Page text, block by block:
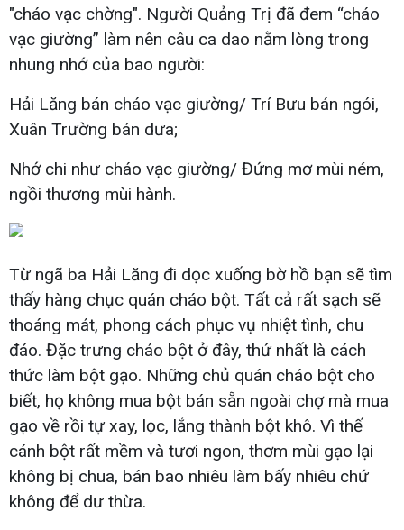
"cháo vạc chờng". Người Quảng Trị đã đem “cháo
vạc giường” làm nên câu ca dao nằm lòng trong
nhung nhớ của bao người:
Hải Lăng bán cháo vạc giường/ Trí Bưu bán ngói,
Xuân Trường bán dưa;
Nhớ chi như cháo vạc giường/ Đứng mơ mùi ném,
ngồi thương mùi hành.
Từ ngã ba Hải Lăng đi dọc xuống bờ hồ bạn sẽ tìm
thấy hàng chục quán cháo bột. Tất cả rất sạch sẽ
thoáng mát, phong cách phục vụ nhiệt tình, chu
đáo. Đặc trưng cháo bột ở đây, thứ nhất là cách
thức làm bột gạo. Những chủ quán cháo bột cho
biết, họ không mua bột bán sẵn ngoài chợ mà mua
gạo về rồi tự xay, lọc, lắng thành bột khô. Vì thế
cánh bột rất mềm và tươi ngon, thơm mùi gạo lại
không bị chua, bán bao nhiêu làm bấy nhiêu chứ
không để dư thừa.